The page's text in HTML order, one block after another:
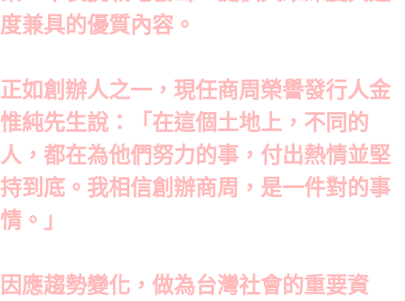
度兼具的優質內容。
正如創辦人之一，現任商周榮譽發行人金
惟純先生說：「在這個土地上，不同的
人，都在為他們努力的事，付出熱情並堅
持到底。我相信創辦商周，是一件對的事
情。」
因應趨勢變化，做為台灣社會的重要資